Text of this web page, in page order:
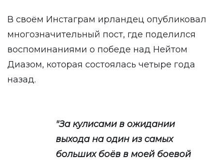
В своём Инстаграм ирландец опубликовал
многозначительный пост, где поделился
воспоминаниями о победе над Нейтом
Диазом, которая состоялась четыре года
назад.
"За кулисами в ожидании
выхода на один из самых
больших боёв в моей боевой